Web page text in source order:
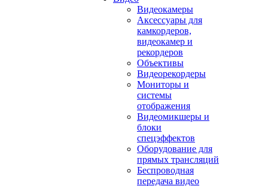
Видеокамеры
Аксессуары для
камкордеров,
видеокамер и
рекордеров
Объективы
Видеорекордеры
Мониторы и
системы
отображения
Видеомикшеры и
блоки
спецэффектов
Оборудование для
прямых трансляций
Беспроводная
передача видео